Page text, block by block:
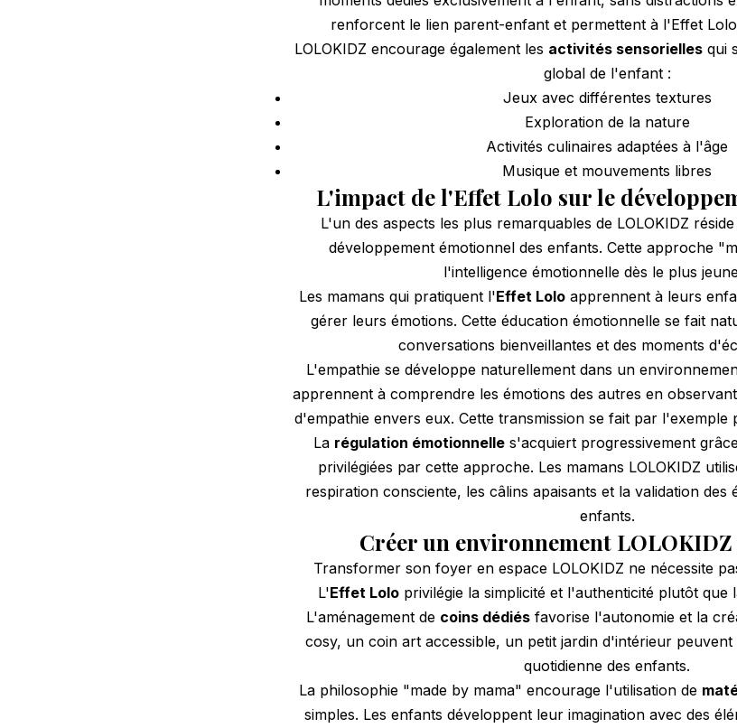
renforcent le lien parent-enfant et permettent à l'Effet
LOLOKIDZ encourage également les activités sensorielles qui
global de l'enfant :
Jeux avec différentes textures
Exploration de la nature
Activités culinaires adaptées à l'âge
Musique et mouvements libres
L'impact de l'Effet Lolo sur le
L'un des aspects les plus remarquables de LOLOKIDZ
développement émotionnel des enfants. Cette approche
l'intelligence émotionnelle dès le plus
Les mamans qui pratiquent l'Effet Loloapprennent à leurs
gérer leurs émotions. Cette éducation émotionnelle se fait
conversations bienveillantes et des moments
L'empathie se développe naturellement dans un
apprennent à comprendre les émotions des autres en
d'empathie envers eux. Cette transmission se fait par l'exemple
La régulation émotionnelles'acquiert progressivement
privilégiées par cette approche. Les mamans LOLOKIDZ
respiration consciente, les câlins apaisants et la validation des
enfants.
Créer un environnement
Transformer son foyer en espace LOLOKIDZ ne nécessite
L'Effet Loloprivilégie la simplicité et l'authenticité plutôt que
L'aménagement de coins dédiésfavorise l'autonomie et la
cosy, un coin art accessible, un petit jardin d'intérieur
quotidienne des enfants.
La philosophie "made by mama" encourage l'utilisation de
simples. Les enfants développent leur imagination avec des